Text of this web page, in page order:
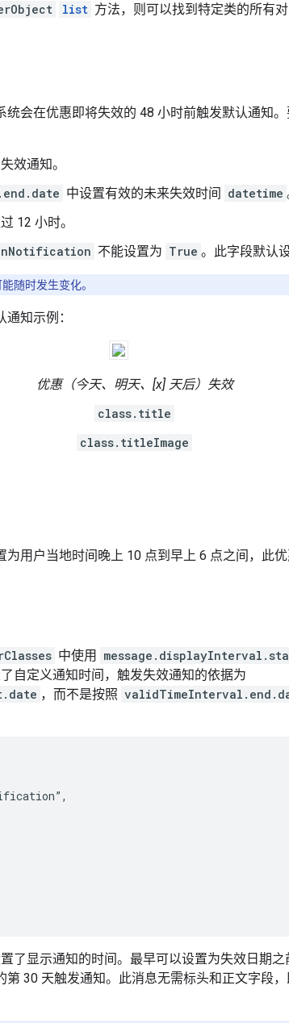
list 方法，则可以找到特定类的所有对
会在优惠即将失效的 48 小时前触发默认通知
效通知。
中设置有效的未来失效时间 datetime
12 小时。
不能设置为 True 。此字段默认
随时发生变化。
知示例：
优惠（今天、明天、[x] 天后）失效
class.title
class.titleImage
用户当地时间晚上 10 点到早上 6 点之间，此
中使用
自定义通知时间，触发失效通知的依据为
，而不是按照
了显示通知的时间。最早可以设置为失效日期
第 30 天触发通知。此消息无需标头和正文字段